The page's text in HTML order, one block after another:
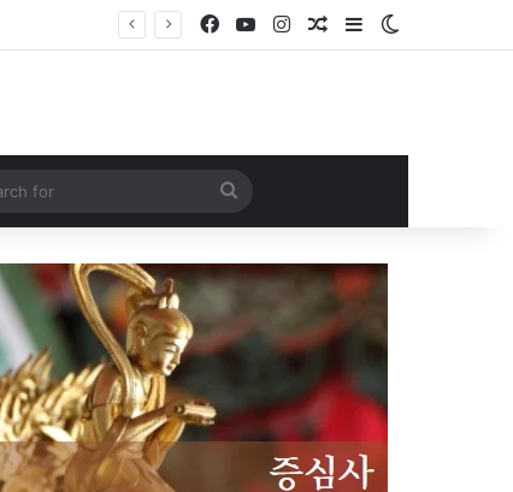
Facebook
YouTubeInstagramRandom Article
Sidebar
for